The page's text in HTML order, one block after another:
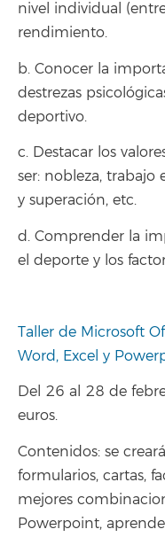
nivel individual
rendimiento.
b. Conocer la
destrezas
deportivo.
c. Destacar los
ser: nobleza, trabajo
y superación, etc.
d. Comprender la
el deporte y los
Taller de Microsoft
Word, Excel y
Del 26 al 28 de
euros.
Contenidos: se
formularios, cartas,
mejores
Powerpoint,